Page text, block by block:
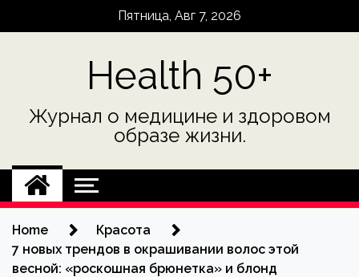
Пятница, Авг 7, 2026
Health 50+
Журнал о медицине и здоровом
образе жизни.
Home
Красота
7 новых трендов в окрашивании волос этой
весной: «роскошная брюнетка» и блонд